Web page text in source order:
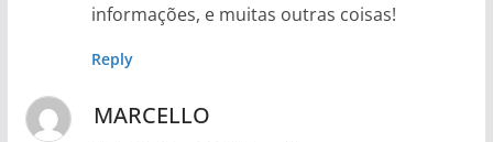
informações, e muitas outras coisas!
Reply
MARCELLO